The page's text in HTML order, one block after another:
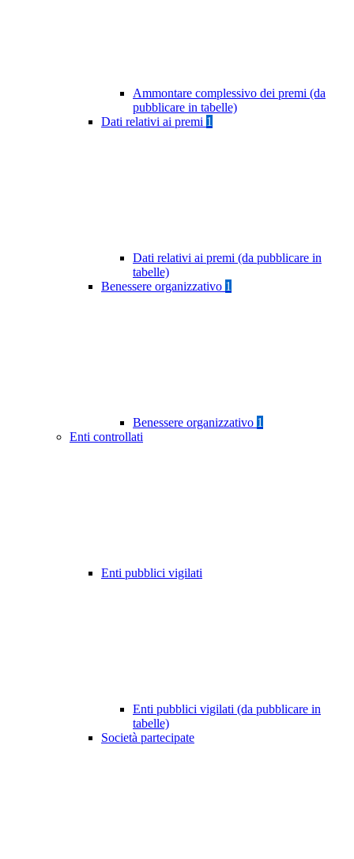
Ammontare complessivo dei premi (da
pubblicare in tabelle)
Dati relativi ai premi 1
Dati relativi ai premi (da pubblicare in
tabelle)
Benessere organizzativo 1
Benessere organizzativo 1
Enti controllati
Enti pubblici vigilati
Enti pubblici vigilati (da pubblicare in
tabelle)
Società partecipate